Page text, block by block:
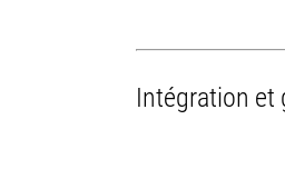
Intégration et